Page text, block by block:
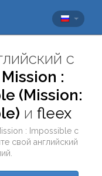
с
Mission :
(Mission:
иfleex
: Impossible с
свой английский